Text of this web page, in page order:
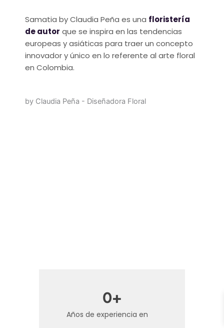
Samatia by Claudia Peña es una floristería
de autor que se inspira en las tendencias
europeas y asiáticas para traer un concepto
innovador y único en lo referente al arte floral
en Colombia.
by Claudia Peña - Diseñadora Floral
Años de experiencia en
0+